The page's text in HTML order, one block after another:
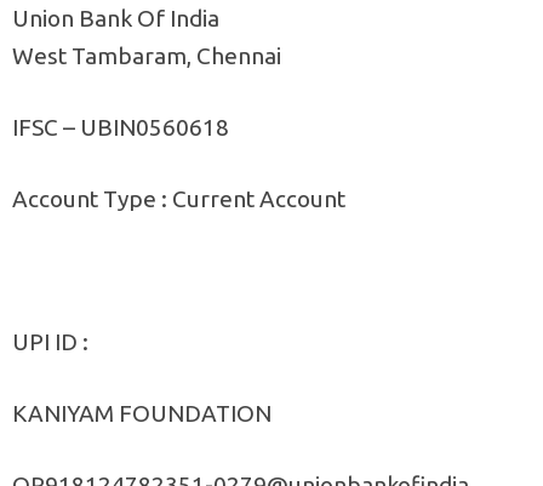
Union Bank Of India
West Tambaram, Chennai
IFSC – UBIN0560618
Account Type : Current Account
UPI ID :
KANIYAM FOUNDATION